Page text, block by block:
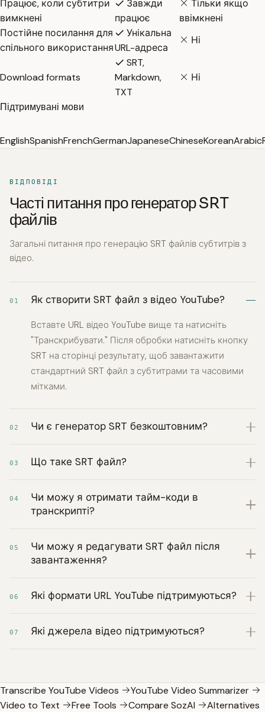
Працює, коли субтитри
вимкнені
Завжди
працює
Тільки якщо
ввімкнені
Постійне посилання для
спільного використання
Унікальна
URL-адреса
Ні
Download formats
SRT,
Markdown,
TXT
Ні
Підтримувані мови
EnglishSpanishFrenchGermanJapaneseChineseKoreanArabic
ВІДПОВІДІ
Часті питання про генератор SRT
файлів
Загальні питання про генерацію SRT файлів субтитрів з
відео.
01 Як створити SRT файл з відео YouTube?
Вставте URL відео YouTube вище та натисніть
"Транскрибувати." Після обробки натисніть кнопку
SRT на сторінці результату, щоб завантажити
стандартний SRT файл з субтитрами та часовими
мітками.
02 Чи є генератор SRT безкоштовним?
03 Що таке SRT файл?
04
Чи можу я отримати тайм-коди в
транскрипті?
05
Чи можу я редагувати SRT файл після
завантаження?
06 Які формати URL YouTube підтримуються?
07 Які джерела відео підтримуються?
Transcribe YouTube Videos
YouTube Video Summarizer
Video to Text
Free Tools Compare SozAI Alternatives